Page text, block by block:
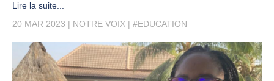
Lire la suite...
20 MAR 2023
NOTRE VOIX #EDUCATION